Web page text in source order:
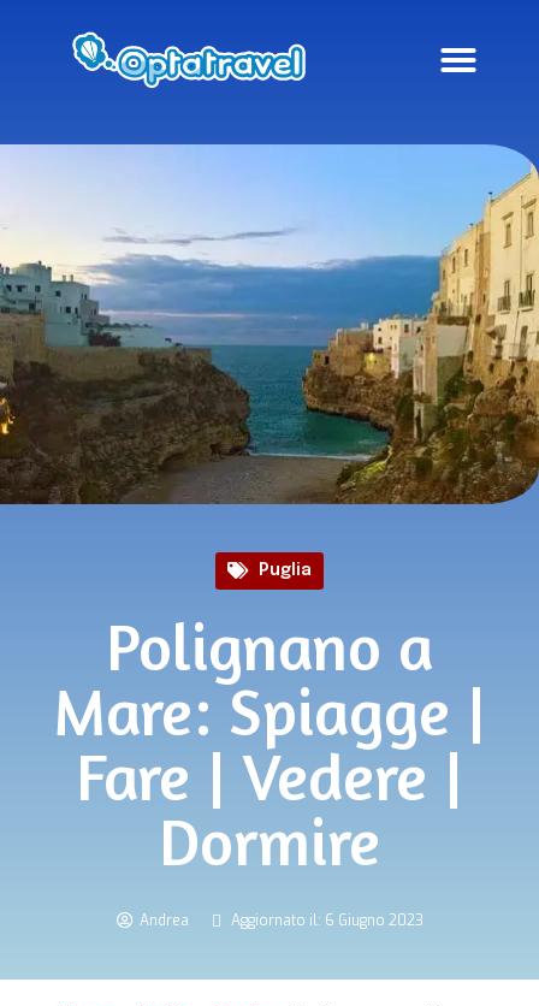
Puglia
Polignano a
Mare: Spiagge |
Fare | Vedere |
Dormire
Andrea Aggiornato il: 6 Giugno 2023